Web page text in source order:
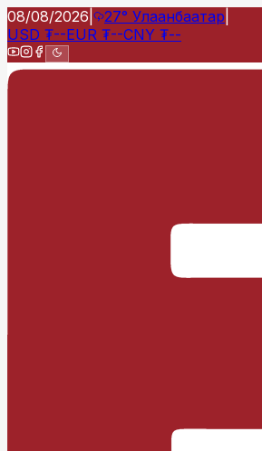
08/08/2026 27° Улаанбаатар
USD ₮--EUR ₮--CNY ₮--